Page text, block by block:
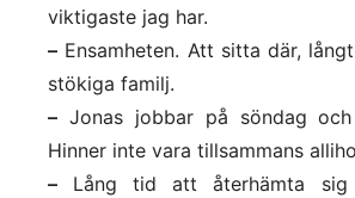
viktigaste jag har.
– Ensamheten. Att sitta där,
stökiga familj.
– Jonas jobbar på söndag
Hinner inte vara tillsammans
– Lång tid att återhämta